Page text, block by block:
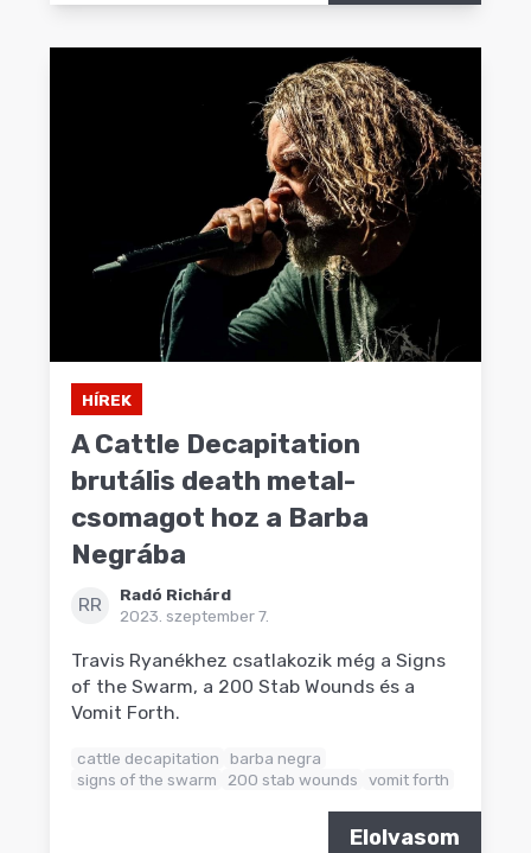
HÍREK
A Cattle Decapitation
brutális death metal-
csomagot hoz a Barba
Negrába
RR
Radó Richárd
2023. szeptember 7.
Travis Ryanékhez csatlakozik még a Signs
of the Swarm, a 200 Stab Wounds és a
Vomit Forth.
cattle decapitation
barba negra
signs of the swarm
200 stab wounds vomit forth
Elolvasom